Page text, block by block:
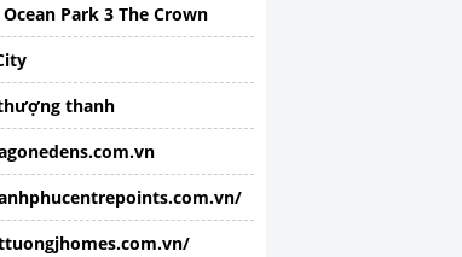
Park 3 The Crown
thanh